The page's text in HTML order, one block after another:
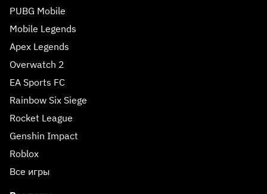
PUBG Mobile
Mobile Legends
Apex Legends
Overwatch 2
EA Sports FC
Rainbow Six Siege
Rocket League
Genshin Impact
Roblox
Все игры